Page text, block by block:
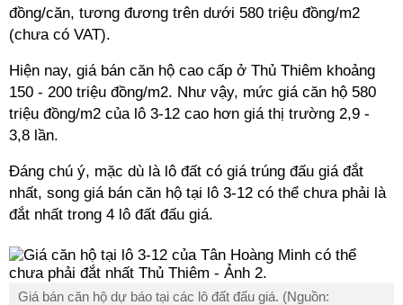
đồng/căn, tương đương trên dưới 580 triệu đồng/m2
(chưa có VAT).
Hiện nay, giá bán căn hộ cao cấp ở Thủ Thiêm khoảng
150 - 200 triệu đồng/m2. Như vậy, mức giá căn hộ 580
triệu đồng/m2 của lô 3-12 cao hơn giá thị trường 2,9 -
3,8 lần.
Đáng chú ý, mặc dù là lô đất có giá trúng đấu giá đắt
nhất, song giá bán căn hộ tại lô 3-12 có thể chưa phải là
đắt nhất trong 4 lô đất đấu giá.
Giá bán căn hộ dự báo tại các lô đất đấu giá. (Nguồn: